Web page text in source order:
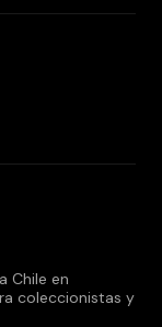
Chile en
coleccionistas y